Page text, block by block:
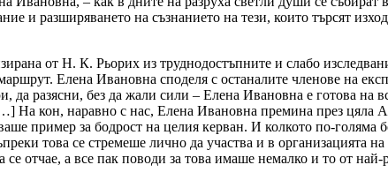
и разширяването на съзнанието на тези, които търсят
от Н. К. Рьорих из труднодостъпните и слабо
Елена Ивановна споделя с останалите членове на
разясни, без да жали сили – Елена Ивановна е готова на
На кон, наравно с нас, Елена Ивановна премина през цяла
пример за бодрост на целия керван. И колкото по-голяма
това се стремеше лично да участва и в организацията
отчае, а все пак поводи за това имаше немалко и то от най-